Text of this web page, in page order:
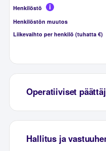
Henkilöstö
Henkilöstön muutos
Liikevaihto per henkilö (tuhatta €)
Operatiiviset
Hallitus ja